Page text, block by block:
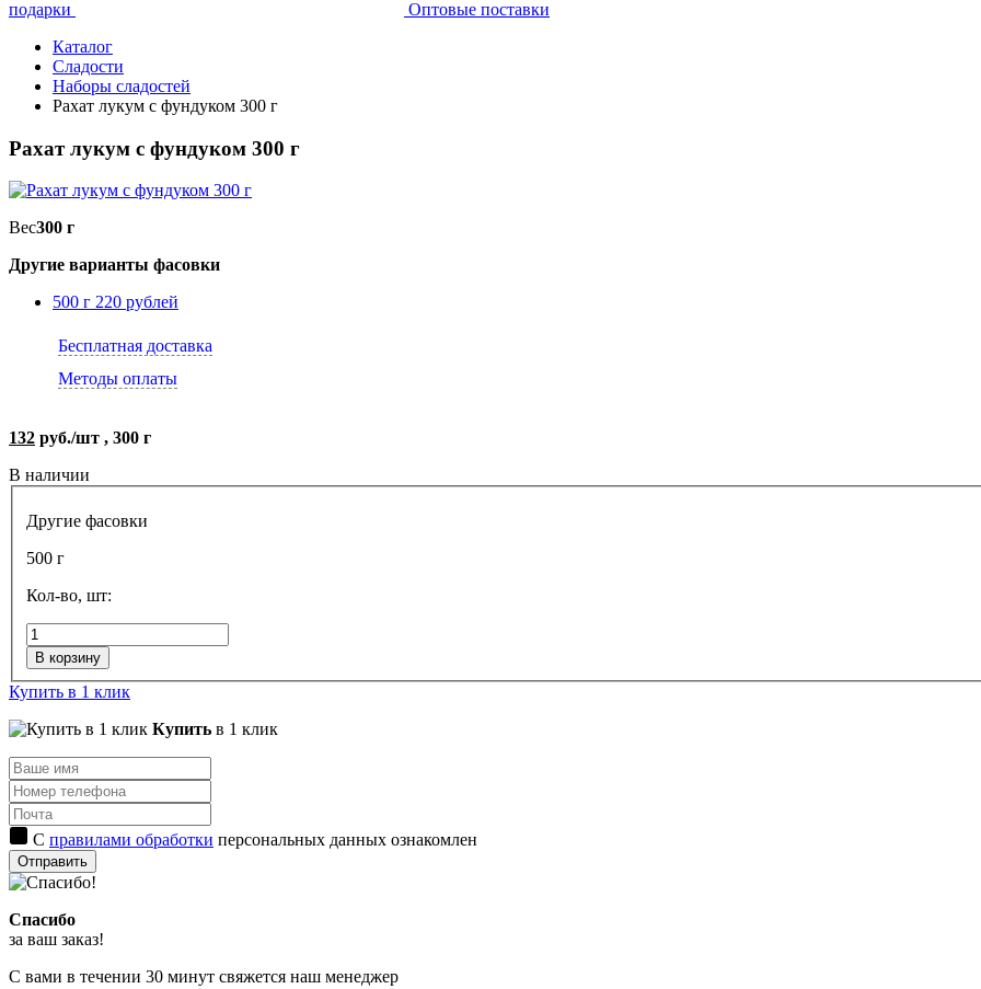
подарки
Оптовые поставки
Каталог
Сладости
Наборы сладостей
Рахат лукум с фундуком 300 г
Рахат лукум с фундуком 300 г
Вес300 г
Другие варианты фасовки
500 г 220 рублей
Бесплатная доставка
Методы оплаты
132 руб./шт , 300 г
В наличии
Другие фасовки
500 г
Кол-во, шт:
В корзину
Купить в 1 клик
Купить в 1 клик
С правилами обработки персональных данных ознакомлен
Отправить
Спасибо
за ваш заказ!
С вами в течении 30 минут свяжется наш менеджер